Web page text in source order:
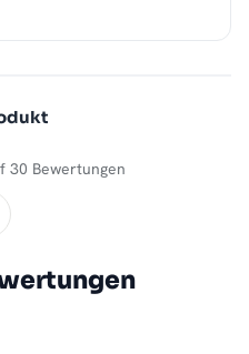
30 Bewertungen